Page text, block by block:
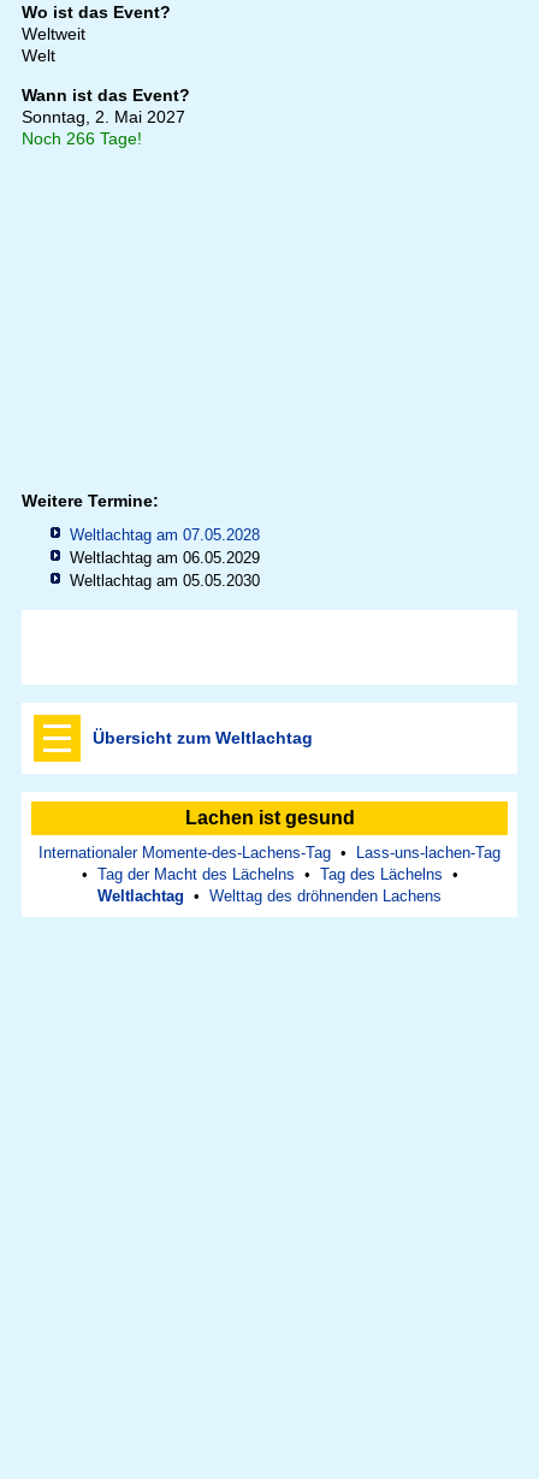
Wo ist das Event?
Weltweit
Welt
Wann ist das Event?
Sonntag, 2. Mai 2027
Noch 266 Tage!
Weitere Termine:
Weltlachtag am 07.05.2028
Weltlachtag am 06.05.2029
Weltlachtag am 05.05.2030
Übersicht zum Weltlachtag
Lachen ist gesund
Internationaler Momente-des-Lachens-Tag •
Lass-uns-lachen-Tag
• Tag der Macht des Lächelns • Tag des Lächelns •
Weltlachtag • Welttag des dröhnenden Lachens